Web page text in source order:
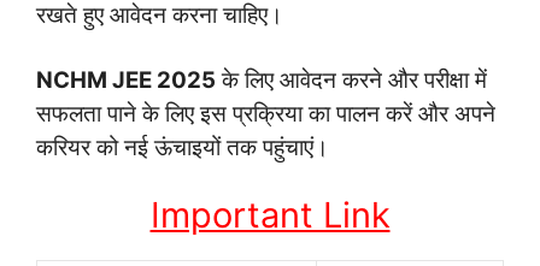
रखते हुए आवेदन करना चाहिए।
NCHM JEE 2025 के लिए आवेदन करने और परीक्षा में
सफलता पाने के लिए इस प्रक्रिया का पालन करें और अपने
करियर को नई ऊंचाइयों तक पहुंचाएं।
Important Link